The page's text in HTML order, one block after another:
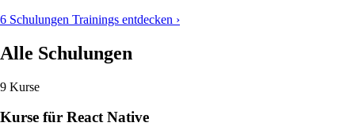
6 Schulungen Trainings entdecken ›
Alle Schulungen
9 Kurse
Kurse für React Native